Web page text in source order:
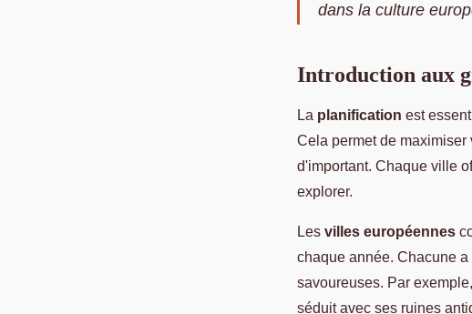
dans la culture
Introduction aux
La planification est
Cela permet de
d'important. Chaque ville
explorer.
Les villes européennes
chaque année. Chacune
savoureuses. Par
séduit avec ses ruines